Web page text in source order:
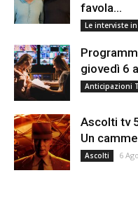
favola...
Le interviste
giovedì 6
Anticipazioni
Ascolti tv
Un
Ascolti 6